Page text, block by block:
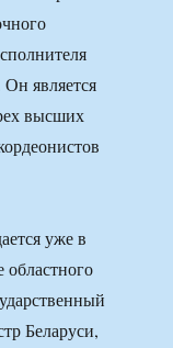
является
высших
уже в
Беларуси,